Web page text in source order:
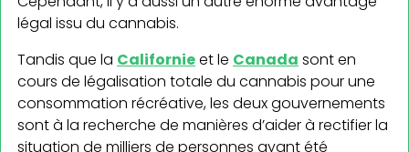
légal issu du cannabis.
Tandis que la Californieet le Canada sont en
cours de légalisation totale du cannabis pour une
consommation récréative, les deux gouvernements
sont à la recherche de manières d’aider à rectifier la
situation de milliers de personnes ayant été